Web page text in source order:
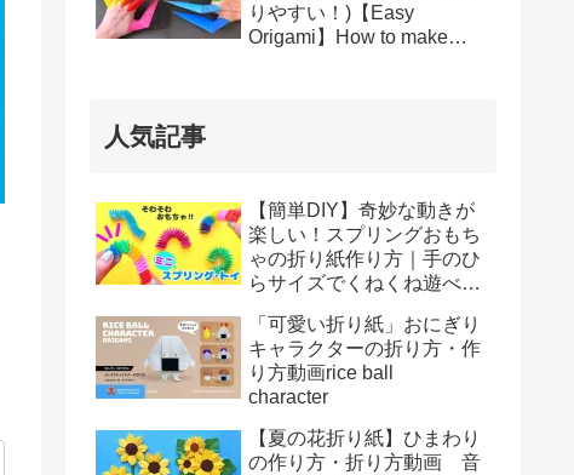
りやすい！)【Easy
Origami】How to make
人気記事
【簡単DIY】奇妙な動きが
楽しい！スプリングおもち
ゃの折り紙作り方｜手のひ
らサイズでくねくね遊べ
toys Origami
「可愛い折り紙」おにぎり
キャラクターの折り方・作
り方動画rice ball
character
【夏の花折り紙】ひまわり
の作り方・折り方動画 音